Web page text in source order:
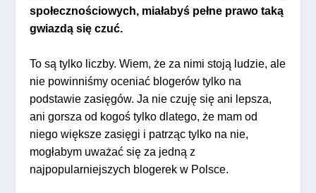
społecznościowych, miałabyś pełne prawo taką
gwiazdą się czuć.
To są tylko liczby. Wiem, że za nimi stoją ludzie, ale
nie powinniśmy oceniać blogerów tylko na
podstawie zasięgów. Ja nie czuję się ani lepsza,
ani gorsza od kogoś tylko dlatego, że mam od
niego większe zasięgi i patrząc tylko na nie,
mogłabym uważać się za jedną z
najpopularniejszych blogerek w Polsce.